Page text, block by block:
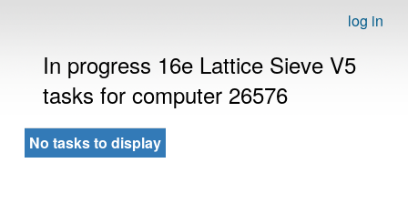
log in
In progress 16e Lattice Sieve V5
tasks for computer 26576
No tasks to display